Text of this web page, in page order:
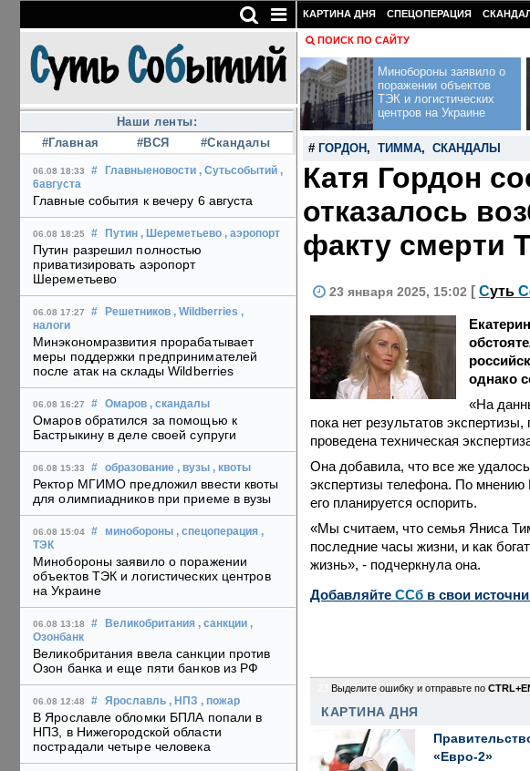
Наши ленты:
#Главная
#ВСЯ #Скандалы
06.08 18:33 # Главныеновости , Сутьсобытий ,
6августа
Главные события к вечеру 6 августа
06.08 18:25 # Путин , Шереметьево , аэропорт
Путин разрешил полностью
приватизировать аэропорт
Шереметьево
06.08 17:27 # Решетников , Wildberries ,
налоги
Минэкономразвития прорабатывает
меры поддержки предпринимателей
после атак на склады Wildberries
06.08 16:27 # Омаров , скандалы
Омаров обратился за помощью к
Бастрыкину в деле своей супруги
06.08 15:33 # образование , вузы , квоты
Ректор МГИМО предложил ввести квоты
для олимпиадников при приеме в вузы
06.08 15:04 # минобороны , спецоперация ,
ТЭК
Минобороны заявило о поражении
объектов ТЭК и логистических центров
на Украине
06.08 13:18 # Великобритания , санкции ,
Озонбанк
Великобритания ввела санкции против
Озон банка и еще пяти банков из РФ
06.08 12:48 # Ярославль , НПЗ , пожар
В Ярославле обломки БПЛА попали в
НПЗ, в Нижегородской области
пострадали четыре человека
КАРТИНА ДНЯ СПЕЦОПЕРАЦИЯ
ПОИСК ПО САЙТУ
Минобороны заявило о
поражении объектов
ТЭК и логистических
центров на Украине
# ГОРДОН , ТИММА, СКАНДАЛЫ
Катя Гордон
отказалось
факту смерти
23 января 2025, 15:02 [ Суть С
однако
«На
пока нет результатов
проведена техническая
Она добавила, что все же
экспертизы телефона. По мнению
его планируется оспорить.
«Мы считаем, что семья Яниса
последние часы жизни, и как
жизнь», - подчеркнула она.
Добавляйте CСб в свои
Выделите ошибку и отправьте по
КАРТИНА ДНЯ
«Евро-2»